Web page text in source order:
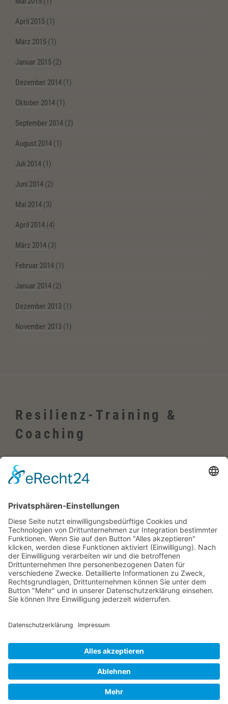
April 2015 (1)
März 2015 (1)
Januar 2015 (2)
Dezember 2014 (1)
Oktober 2014 (1)
September 2014 (2)
August 2014 (1)
Juli 2014 (1)
Juni 2014 (2)
Mai 2014 (3)
April 2014 (4)
März 2014 (3)
Februar 2014 (1)
Januar 2014 (2)
Dezember 2013 (1)
November 2013 (1)
Resilienz-Training &
Coaching
Wehrheim, Usingen, Neu-Anspach, Schmitten, Bad Homburg,
Friedrichsdorf, Oberursel, im Taunus, Frankfurt, Rhein-Main-Gebiet,
Englisch-Training
Wehrheim im Taunus, Usingen, Neu-Anspach, Schmitten, Bad
Homburg, Friedrichsdorf, Oberursel, im Taunus, Frankfurt, Rhein-
Main-Gebiet, Rosbach, deutschlandweit, in Firmen sowie online
Bettina Bonkas, Coaching + Training | Im Ärmchen 3, D-61273
Wehrheim im Taunus |Contact | Impressum|Data Protection |
Cookie-Settings | Cookie-Einstellungen